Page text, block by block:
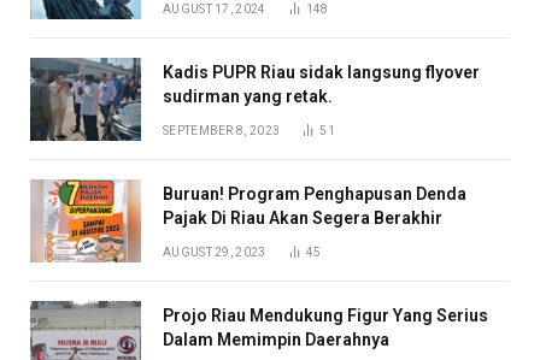
AUGUST 17, 2024 148
Kadis PUPR Riau sidak langsung flyover
sudirman yang retak.
SEPTEMBER 8, 2023 51
Buruan! Program Penghapusan Denda
Pajak Di Riau Akan Segera Berakhir
AUGUST 29, 2023 45
Projo Riau Mendukung Figur Yang Serius
Dalam Memimpin Daerahnya